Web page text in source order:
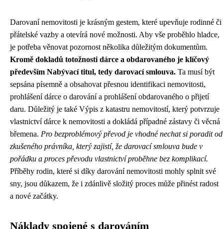
Darovaní nemovitosti je krásným gestem, které upevňuje rodinné či
přátelské vazby a otevírá nové možnosti. Aby vše proběhlo hladce,
je potřeba věnovat pozornost několika důležitým dokumentům.
Kromě dokladů totožnosti dárce a obdarovaného je klíčový
především Nabývací titul, tedy darovací smlouva. Ta musí být
sepsána písemně a obsahovat přesnou identifikaci nemovitosti,
prohlášení dárce o darování a prohlášení obdarovaného o přijetí
daru. Důležitý je také Výpis z katastru nemovitostí, který potvrzuje
vlastnictví dárce k nemovitosti a dokládá případné zástavy či věcná
břemena. Pro bezproblémový převod je vhodné nechat si poradit od
zkušeného právníka, který zajistí, že darovací smlouva bude v
pořádku a proces převodu vlastnictví proběhne bez komplikací.
Příběhy rodin, které si díky darování nemovitosti mohly splnit své
sny, jsou důkazem, že i zdánlivě složitý proces může přinést radost
a nové začátky.
Náklady spojené s darováním